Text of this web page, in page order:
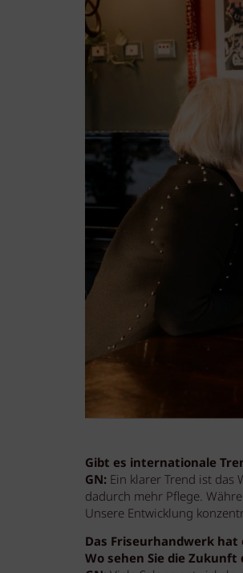
Gibt es internationale
GN: Ein klarer Trend ist
dadurch mehr Pflege.
Unsere Entwicklung
Das Friseurhandwerk
Wo sehen Sie die Zukunft